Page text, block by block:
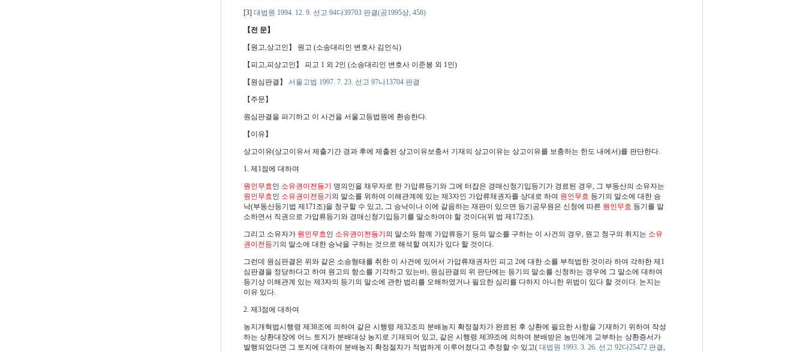
[3] 대법원 1994. 12. 9. 선고 94다39703 판결(공1995상, 458)
【전 문】
【원고,상고인】 원고 (소송대리인 변호사 김인식)
【피고,피상고인】 피고 1 외 2인 (소송대리인 변호사 이준봉 외 1인)
【원심판결】 서울고법 1997. 7. 23. 선고 97나13704 판결
【주문】
원심판결을 파기하고 이 사건을 서울고등법원에 환송한다.
【이유】
상고이유(상고이유서 제출기간 경과 후에 제출된 상고이유보충서 기재의 상고이유는 상고이유를 보충하는 한도 내에서)를 판단한다.
1. 제1점에 대하여
원인무효인 소유권이전등기
명의인을 채무자로 한 가압류등기와 그에 터잡은 경매신청기입등기가 경료된 경우, 그 부동산의 소유자는
원인무효인 소유권이전등기 의 말소를 위하여 이해관계에 있는 제3자인 가압류채권자를 상대로 하여 원인무효 등기의 말소에 대한 승
낙(부동산등기법 제171조)을 청구할 수 있고, 그 승낙이나 이에 갈음하는 재판이 있으면 등기공무원은 신청에 따른 원인무효 등기를 말
소하면서 직권으로 가압류등기와 경매신청기입등기를 말소하여야 할 것이다(위 법 제172조).
그리고 소유자가 원인무효인 소유권이전등기 의 말소와 함께 가압류등기 등의 말소를 구하는 이 사건의 경우, 원고 청구의 취지는 소유
권이전등기 의 말소에 대한 승낙을 구하는 것으로 해석할 여지가 있다 할 것이다.
그런데 원심판결은 위와 같은 소송형태를 취한 이 사건에 있어서 가압류채권자인 피고 2에 대한 소를 부적법한 것이라 하여 각하한 제1
심판결을 정당하다고 하여 원고의 항소를 기각하고 있는바, 원심판결의 위 판단에는 등기의 말소를 신청하는 경우에 그 말소에 대하여
등기상 이해관계 있는 제3자의 등기의 말소에 관한 법리를 오해하였거나 필요한 심리를 다하지 아니한 위법이 있다 할 것이다. 논지는
이유 있다.
2. 제3점에 대하여
농지개혁법시행령 제38조에 의하여 같은 시행령 제32조의 분배농지 확정절차가 완료된 후 상환에 필요한 사항을 기재하기 위하여 작성
하는 상환대장에 어느 토지가 분배대상 농지로 기재되어 있고, 같은 시행령 제39조에 의하여 분배받은 농민에게 교부하는 상환증서가
발행되었다면 그 토지에 대하여 분배농지 확정절차가 적법하게 이루어졌다고 추정할 수 있고( 대법원 1993. 3. 26. 선고 92다25472 판결,